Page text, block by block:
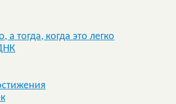
тогда, когда это легко